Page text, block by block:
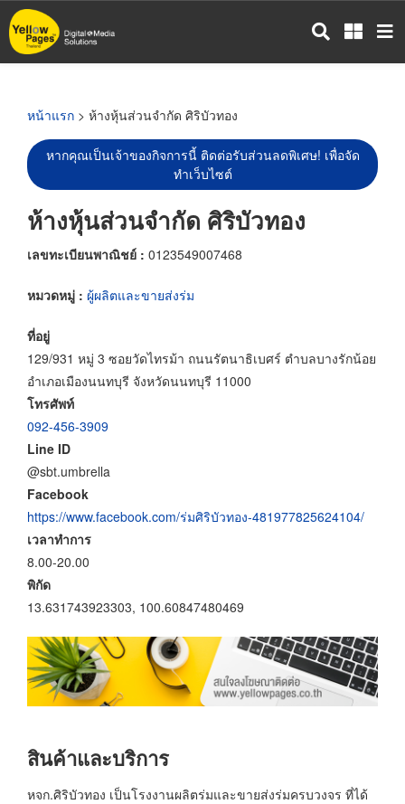
ข้าม
ไป
หน้าแรก > ห้างหุ้นส่วนจำกัด ศิริบัวทอง
หากคุณเป็นเจ้าของกิจการนี้ ติดต่อรับส่วนลดพิเศษ! เพื่อจัด
ทำเว็บไซต์
ห้างหุ้นส่วนจำกัด ศิริบัวทอง
เลขทะเบียนพาณิชย์ : 0123549007468
หมวดหมู่ : ผู้ผลิตและขายส่งร่ม
ที่อยู่
129/931 หมู่ 3 ซอยวัดไทรม้า ถนนรัตนาธิเบศร์ ตำบลบางรักน้อย
อำเภอเมืองนนทบุรี จังหวัดนนทบุรี 11000
โทรศัพท์
092-456-3909
Line ID
@sbt.umbrella
Facebook
https://www.facebook.com/ร่มศิริบัวทอง-481977825624104/
เวลาทำการ
8.00-20.00
พิกัด
13.631743923303, 100.60847480469
สินค้าและบริการ
หจก.ศิริบัวทอง เป็นโรงงานผลิตร่มและขายส่งร่มครบวงจร ที่ได้